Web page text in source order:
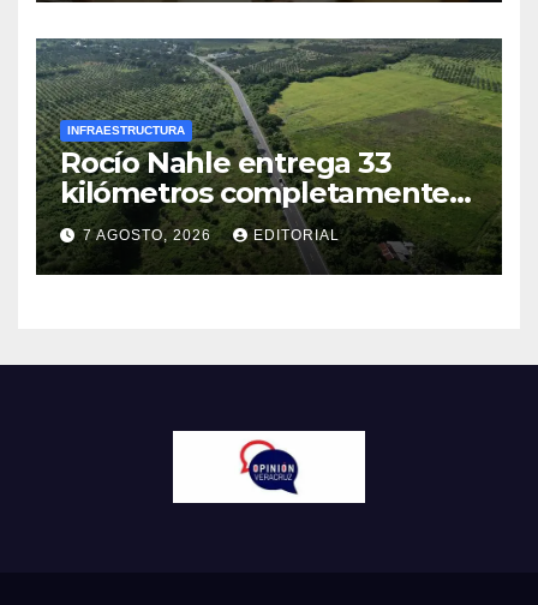
INFRAESTRUCTURA
Rocío Nahle entrega 33
kilómetros completamente
rehabilitados de la carretera
Álamo–Tihuatlán
7 AGOSTO, 2026 EDITORIAL